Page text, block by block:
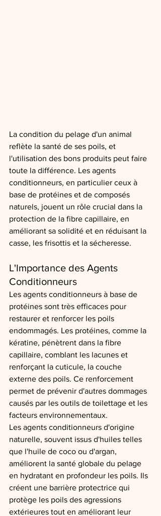
La condition du pelage d'un animal
reflète la santé de ses poils, et
l'utilisation des bons produits peut faire
toute la différence. Les agents
conditionneurs, en particulier ceux à
base de protéines et de composés
naturels, jouent un rôle crucial dans la
protection de la fibre capillaire, en
améliorant sa solidité et en réduisant la
casse, les frisottis et la sécheresse.
L'Importance des Agents
Conditionneurs
Les agents conditionneurs à base de
protéines sont très efficaces pour
restaurer et renforcer les poils
endommagés. Les protéines, comme la
kératine, pénètrent dans la fibre
capillaire, comblant les lacunes et
renforçant la cuticule, la couche
externe des poils. Ce renforcement
permet de prévenir d'autres dommages
causés par les outils de toilettage et les
facteurs environnementaux.
Les agents conditionneurs d'origine
naturelle, souvent issus d'huiles telles
que l'huile de coco ou d'argan,
améliorent la santé globale du pelage
en hydratant en profondeur les poils. Ils
créent une barrière protectrice qui
protège les poils des agressions
extérieures tout en améliorant leur